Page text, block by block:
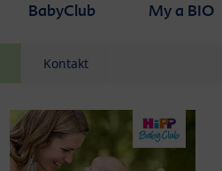
BabyClub My a BIO
Kontakt